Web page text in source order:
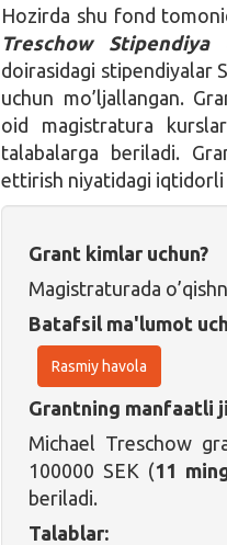
Hozirda shu fond
Treschow Stipendiya
doirasidagi stipendiyalar
uchun mo’ljallangan.
oid magistratura
talabalarga beriladi.
ettirish niyatidagi iqtidorli
Grant kimlar uchun?
Magistraturada
Batafsil ma'lumot
Rasmiy havola
Grantning manfaatli
Michael Treschow
100000 SEK (11
beriladi.
Talablar: